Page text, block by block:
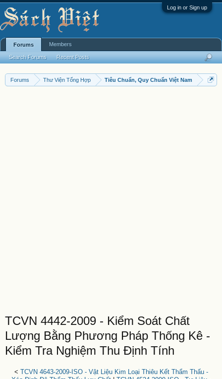
Log in or Sign up
Forums Thư Viện Tổng Hợp Tiêu Chuẩn, Quy Chuẩn Việt Nam
TCVN 4442-2009 - Kiểm Soát Chất
Lượng Bằng Phương Pháp Thống Kê -
Kiểm Tra Nghiệm Thu Định Tính
< TCVN 4643-2009-ISO - Vật Liệu Kim Loại Thiêu Kết Thẩm Thấu -
Forums
Search Forums Recent Posts
Members